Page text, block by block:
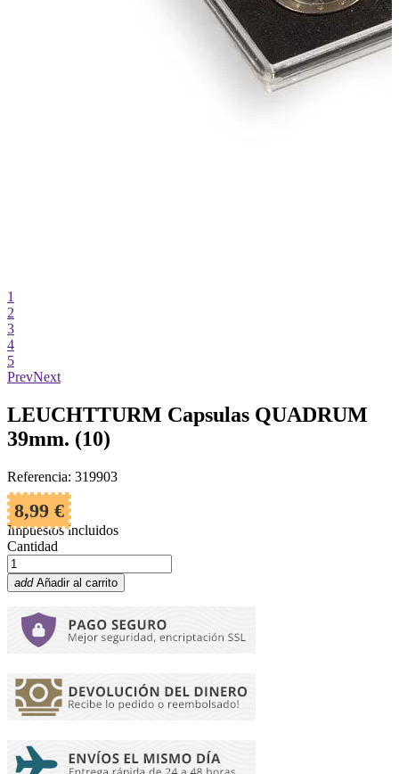
1
2
3
4
5
PrevNext
LEUCHTTURM Capsulas QUADRUM
39mm. (10)
Referencia: 319903
8,99 €
Impuestos incluidos
Cantidad
add Añadir al carrito